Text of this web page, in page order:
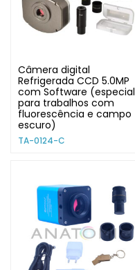
Câmera digital
Refrigerada CCD 5.0MP
com Software (especial
para trabalhos com
fluorescência e campo
escuro)
TA-0124-C